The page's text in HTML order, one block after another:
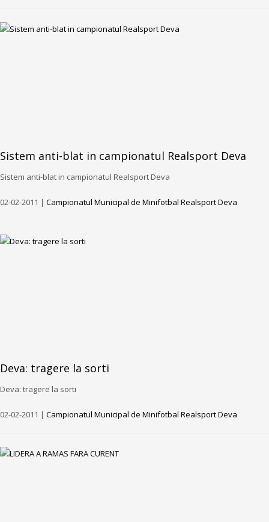
Sistem anti-blat in campionatul Realsport Deva
Sistem anti-blat in campionatul Realsport Deva
02-02-2011 | Campionatul Municipal de Minifotbal Realsport Deva
Deva: tragere la sorti
Deva: tragere la sorti
02-02-2011 | Campionatul Municipal de Minifotbal Realsport Deva